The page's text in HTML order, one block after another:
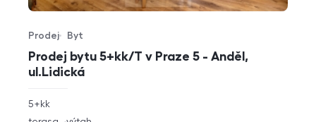
Prodej bytu 5+kk/T v Praze 5 - Anděl,
ul.Lidická
Typ nabídky
Prodej
Typ nemovitosti
Byt
rozměry
5+kk